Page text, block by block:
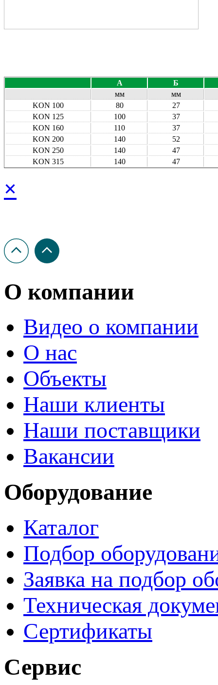
A
Б
мм
мм
KON 100
80
27
KON 125
100
37
KON 160
110
37
KON 200
140
52
KON 250
140
47
KON 315
140 47
×
О компании
Видео о компании
О нас
Объекты
Наши клиенты
Наши поставщики
Вакансии
Оборудование
Каталог
Подбор
Заявка на подбор
Техническая
Сертификаты
Сервис